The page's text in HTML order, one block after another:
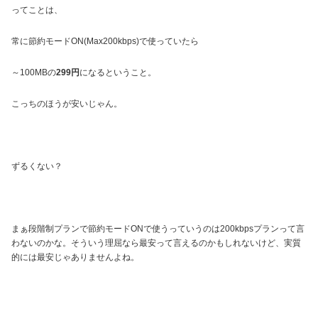
ってことは、
常に節約モードON(Max200kbps)で使っていたら
～100MBの299円 になるということ。
こっちのほうが安いじゃん。
ずるくない？
まぁ段階制プランで節約モードONで使うっていうのは200kbpsプランって言
わないのかな。そういう理屈なら最安って言えるのかもしれないけど、実質
的には最安じゃありませんよね。